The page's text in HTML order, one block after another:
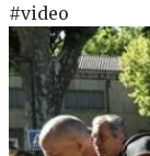
#video